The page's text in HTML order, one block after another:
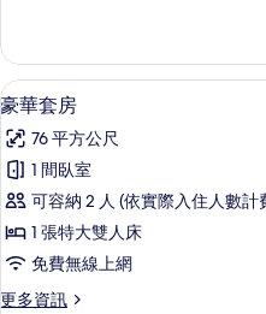
觀
(Collection)
的
所
有
相
片
客
房,
公
景
觀
的
詳
情
顯
示
豪
華
套
房
的
9
豪華套房
76 平方公尺
1 間臥室
可容納 2 人 (依實際入住人數計
1 張特大雙人床
免費無線上網
更多資訊
更